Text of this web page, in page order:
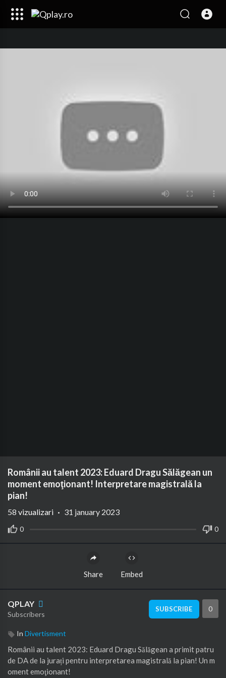
Românii au talent 2023: Eduard Dragu Sălăgean un
moment emoţionant! Interpretare magistrală la
pian!
0 0
58 vizualizari · 31 january 2023
Share Embed
QPLAY
Subscribers
SUBSCRIBE 0
In Divertisment
Românii au talent 2023: Eduard Dragu Sălăgean a primit patru
de DA de la jurați pentru interpretarea magistrală la pian! Un m
oment emoţionant!